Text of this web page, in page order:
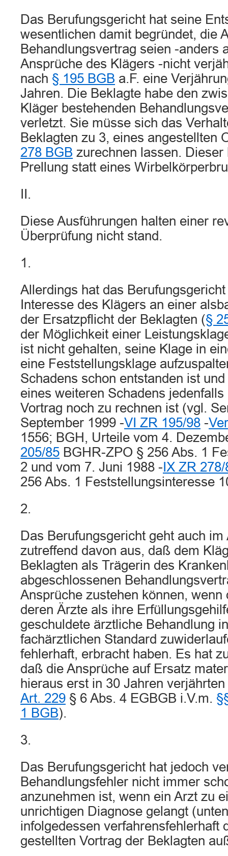
Das Berufungsgericht hat seine
wesentlichen damit begründet, die
Behandlungsvertrag seien -anders
Ansprüche des Klägers -nicht
nach § 195 BGB a.F. eine
Jahren. Die Beklagte habe den
Kläger bestehenden
verletzt. Sie müsse sich das
Beklagten zu 3, eines angestellten
278 BGB zurechnen lassen.
Prellung statt eines
II.
Diese Ausführungen halten einer
Überprüfung nicht stand.
1.
Allerdings hat das
Interesse des Klägers an einer
der Ersatzpflicht der Beklagten (§
der Möglichkeit einer
ist nicht gehalten, seine Klage in
eine Feststellungsklage
Schadens schon entstanden ist
eines weiteren Schadens
Vortrag noch zu rechnen ist (vgl.
September 1999 -VI ZR 195/98 -
1556; BGH, Urteile vom 4.
205/85 BGHR-ZPO § 256 Abs. 1
2 und vom 7. Juni 1988 - IX ZR
256 Abs. 1 Feststellungsinteresse
2.
Das Berufungsgericht geht auch im
zutreffend davon aus, daß dem
Beklagten als Trägerin des
abgeschlossenen
Ansprüche zustehen können, wenn
deren Ärzte als ihre
geschuldete ärztliche Behandlung
fachärztlichen Standard
fehlerhaft, erbracht haben. Es hat
daß die Ansprüche auf Ersatz
hieraus erst in 30 Jahren verjährten
Art. 229 § 6 Abs. 4 EGBGB i.V.m.
1 BGB).
3.
Das Berufungsgericht hat jedoch
Behandlungsfehler nicht immer
anzunehmen ist, wenn ein Arzt zu
unrichtigen Diagnose gelangt
infolgedessen verfahrensfehlerhaft
gestellten Vortrag der Beklagten